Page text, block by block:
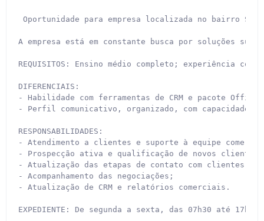
Oportunidade para empresa localizada no bairro
A empresa está em constante busca por soluções
REQUISITOS: Ensino médio completo; experiência com
DIFERENCIAIS:
- Habilidade com ferramentas de CRM e pacote Office;
- Perfil comunicativo, organizado, com capacidade
RESPONSABILIDADES:
- Atendimento a clientes e suporte à equipe
- Prospecção ativa e qualificação de novos clientes
- Atualização das etapas de contato com clientes a
- Acompanhamento das negociações;
- Atualização de CRM e relatórios comerciais.
EXPEDIENTE: De segunda a sexta, das 07h30 até